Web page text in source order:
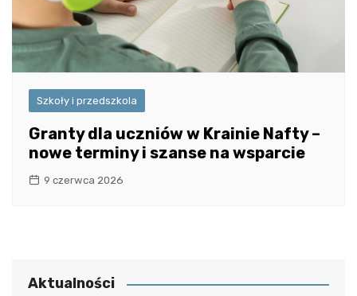
Szkoły i przedszkola
Granty dla uczniów w Krainie Nafty –
nowe terminy i szanse na wsparcie
9 czerwca 2026
Aktualności